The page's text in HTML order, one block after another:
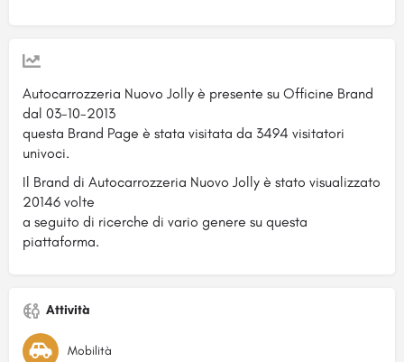
Autocarrozzeria Nuovo Jolly è presente su Officine Brand
dal 03-10-2013
questa Brand Page è stata visitata da 3494 visitatori
univoci.
Il Brand di Autocarrozzeria Nuovo Jolly è stato visualizzato
20146 volte
a seguito di ricerche di vario genere su questa
piattaforma.
Attività
Mobilità